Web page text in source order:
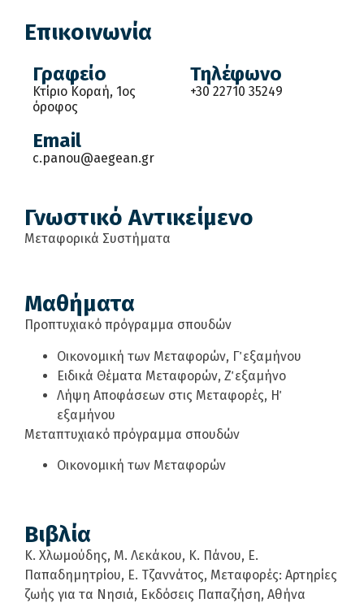
Επικοινωνία
Γραφείο
Κτίριο Κοραή, 1ος
όροφος
Email
c.panou@aegean.gr
Τηλέφωνο
+30 22710 35249
Γνωστικό Αντικείμενο
Μεταφορικά Συστήματα
Μαθήματα
Προπτυχιακό πρόγραμμα σπουδών
Οικονομική των Μεταφορών, Γ΄ εξαμήνου
Ειδικά Θέματα Μεταφορών, Ζ΄ εξαμήνο
Λήψη Αποφάσεων στις Μεταφορές, Η΄
εξαμήνου
Mεταπτυχιακό πρόγραμμα σπουδών
Οικονομική των Μεταφορών
Βιβλία
Κ. Χλωμούδης, Μ. Λεκάκου, Κ. Πάνου, Ε.
Παπαδημητρίου, Ε. Τζαννάτος, Μεταφορές: Αρτηρίες
ζωής για τα Νησιά, Εκδόσεις Παπαζήση, Αθήνα